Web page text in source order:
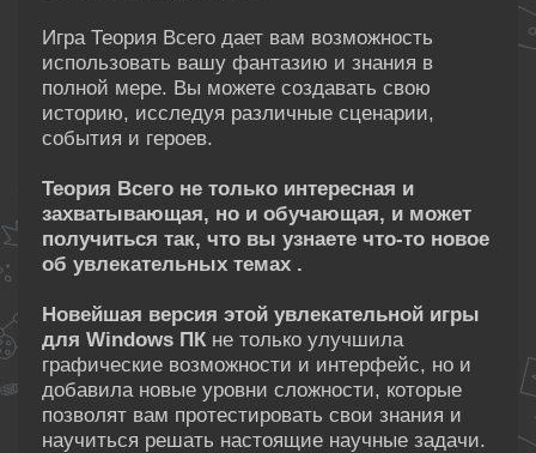
Игра Теория Всего дает вам возможность
использовать вашу фантазию и знания в
полной мере. Вы можете создавать свою
историю, исследуя различные сценарии,
события и героев.
Теория Всего не только интересная и
захватывающая, но и обучающая, и может
получиться так, что вы узнаете что-то новое
об увлекательных темах .
Новейшая версия этой увлекательной игры
для Windows ПК не только улучшила
графические возможности и интерфейс, но и
добавила новые уровни сложности, которые
позволят вам протестировать свои знания и
научиться решать настоящие научные задачи.